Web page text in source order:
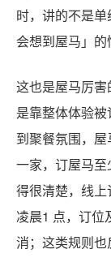
时，讲的不是
会想到屋马」的
这也是屋马厉
是靠整体体验
到聚餐氛围，
一家，订屋马
得很清楚，线
凌晨1 点，订位
消；这类规则